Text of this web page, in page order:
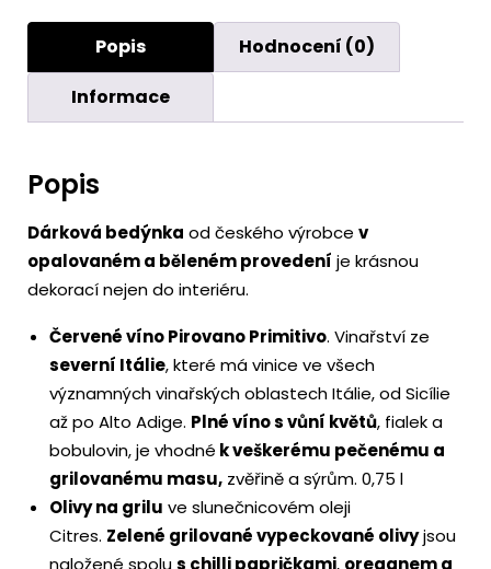
Popis
Hodnocení (0)
Informace
Popis
Dárková bedýnka od českého výrobce v
opalovaném a běleném provedení je krásnou
dekorací nejen do interiéru.
Červené víno Pirovano Primitivo. Vinařství ze
severní Itálie, které má vinice ve všech
významných vinařských oblastech Itálie, od Sicílie
až po Alto Adige. Plné víno s vůní květů, fialek a
bobulovin, je vhodné k veškerému pečenému a
grilovanému masu, zvěřině a sýrům. 0,75 l
Olivy na grilu ve slunečnicovém oleji
Citres. Zelené grilované vypeckované olivyjsou
naložené spolus chilli papričkami, oreganem a